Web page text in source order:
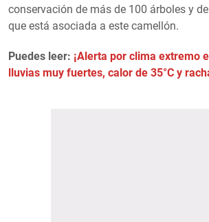
conservación de más de 100 árboles y
que está asociada a este camellón.
Puedes leer: ¡Alerta por clima extremo
lluvias muy fuertes, calor de 35°C y